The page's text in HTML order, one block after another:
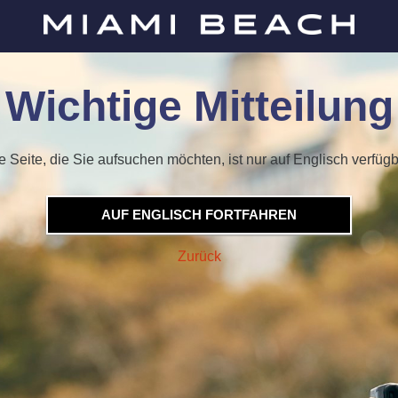
Wichtige Mitteilung
Seite, die Sie aufsuchen möchten, ist nur auf Englisch
AUF ENGLISCH FORTFAHREN
Zurück